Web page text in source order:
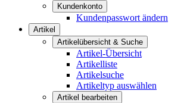
Kundenkonto
Kundenpasswort ändern
Artikel
Artikelübersicht & Suche
Artikel-Übersicht
Artikelliste
Artikelsuche
Artikeltyp auswählen
Artikel bearbeiten